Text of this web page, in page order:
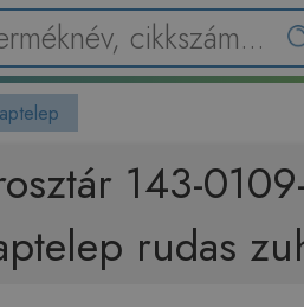
143-
rudas